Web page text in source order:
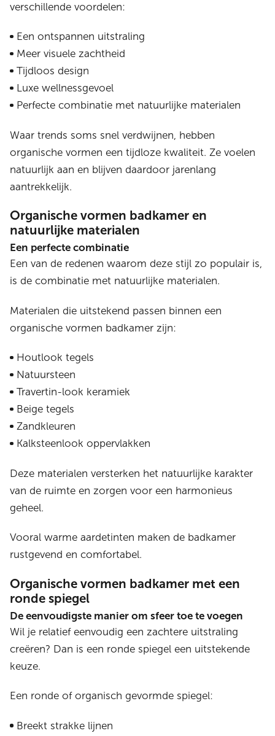
verschillende voordelen:
Een ontspannen uitstraling
Meer visuele zachtheid
Tijdloos design
Luxe wellnessgevoel
Perfecte combinatie met natuurlijke materialen
Waar trends soms snel verdwijnen, hebben
organische vormen een tijdloze kwaliteit. Ze voelen
natuurlijk aan en blijven daardoor jarenlang
aantrekkelijk.
Organische vormen badkamer en
natuurlijke materialen
Een perfecte combinatie
Een van de redenen waarom deze stijl zo populair is,
is de combinatie met natuurlijke materialen.
Materialen die uitstekend passen binnen een
organische vormen badkamer zijn:
Houtlook tegels
Natuursteen
Travertin-look keramiek
Beige tegels
Zandkleuren
Kalksteenlook oppervlakken
Deze materialen versterken het natuurlijke karakter
van de ruimte en zorgen voor een harmonieus
geheel.
Vooral warme aardetinten maken de badkamer
rustgevend en comfortabel.
Organische vormen badkamer met een
ronde spiegel
De eenvoudigste manier om sfeer toe te voegen
Wil je relatief eenvoudig een zachtere uitstraling
creëren? Dan is een ronde spiegel een uitstekende
keuze.
Een ronde of organisch gevormde spiegel:
Breekt strakke lijnen